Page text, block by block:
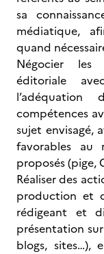
sa
médiatique,
quand
Négocier les
éditoriale
compétences
sujet envisagé,
favorables
proposés (pige,
Réaliser des
production et
rédigeant et
présentation
blogs, sites…),